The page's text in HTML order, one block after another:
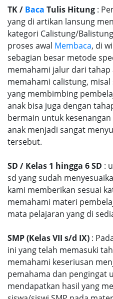
TK / Baca Tulis Hitung :
yang di artikan lansung
kategori Calistung/
proses awal Membaca, di
sebagian besar metode
memahami jalur dari tahap
memahami calistung,
yang membimbing
anak bisa juga dengan
bermain untuk
anak menjadi sangat
tersebut.
SD / Kelas 1 hingga 6 SD :
sd yang sudah
kami memberikan sesuai
memahami materi
mata pelajaran yang di
SMP (Kelas VII s/d IX) :
ini yang telah memasuki
memahami keseriusan
pemahama dan pengingat
mendapatkan hasil yang